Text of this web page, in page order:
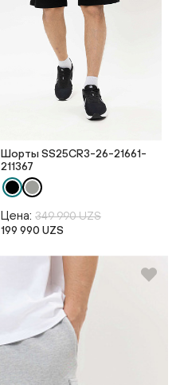
Шорты SS25CR3-26-21661-
211367
Цена: 349 990 UZS
199 990 UZS